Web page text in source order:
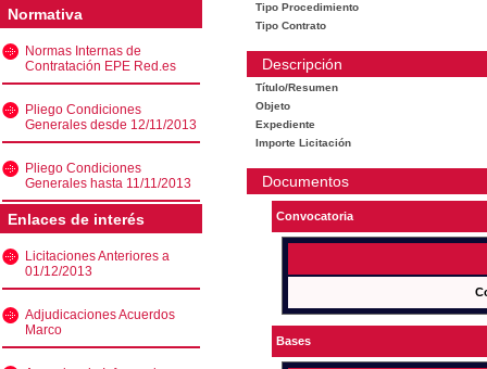
Normativa
Normas Internas de
Contratación EPE Red.es
Pliego Condiciones
Generales desde 12/11/2013
Pliego Condiciones
Generales hasta 11/11/2013
Enlaces de interés
Licitaciones Anteriores a
01/12/2013
Adjudicaciones Acuerdos
Marco
Tipo Procedimiento
Tipo Contrato
Descripción
Título/Resumen
Objeto
Expediente
Importe Licitación
Documentos
Convocatoria
Bases